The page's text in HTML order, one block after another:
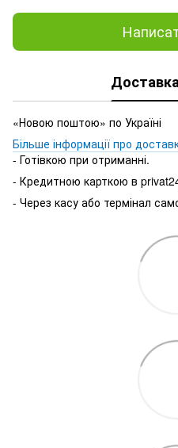
«Новою поштою» по Україні
Більше інформації про
- Готівкою при отриманні.
- Кредитною карткою в
- Через касу або термінал